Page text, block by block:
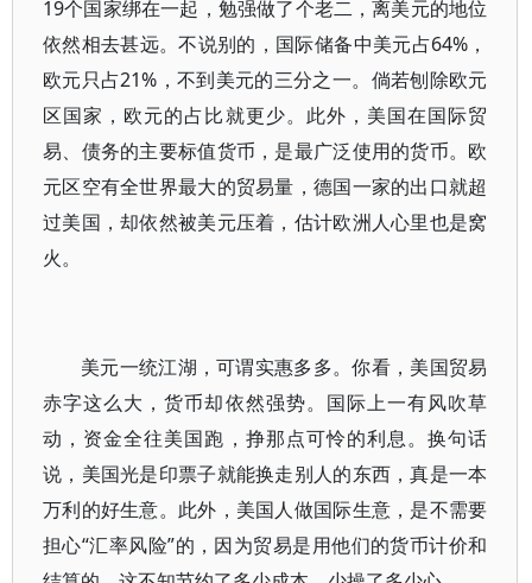
19个国家绑在一起，勉强做了个老二，离美元的地位
依然相去甚远。不说别的，国际储备中美元占64%，
欧元只占21%，不到美元的三分之一。倘若刨除欧元
区国家，欧元的占比就更少。此外，美国在国际贸
易、债务的主要标值货币，是最广泛使用的货币。欧
元区空有全世界最大的贸易量，德国一家的出口就超
过美国，却依然被美元压着，估计欧洲人心里也是窝
火。
美元一统江湖，可谓实惠多多。你看，美国贸易
赤字这么大，货币却依然强势。国际上一有风吹草
动，资金全往美国跑，挣那点可怜的利息。换句话
说，美国光是印票子就能换走别人的东西，真是一本
万利的好生意。此外，美国人做国际生意，是不需要
担心“汇率风险”的，因为贸易是用他们的货币计价和